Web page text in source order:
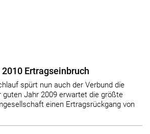
Ertragseinbruch
spürt nun auch der Verbund die
guten Jahr 2009 erwartet die größte
einen Ertragsrückgang von